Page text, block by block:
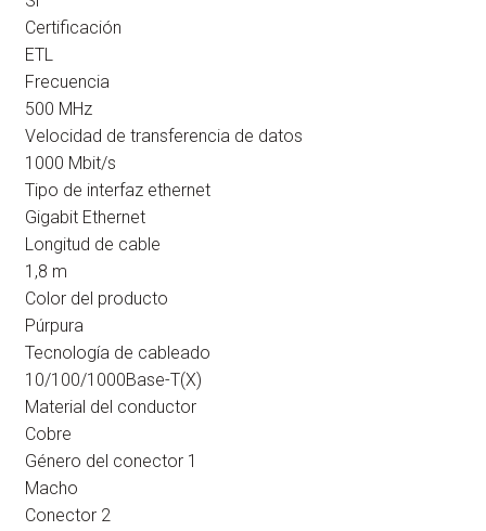
Certificación
ETL
Frecuencia
500 MHz
Velocidad de transferencia de datos
1000 Mbit/s
Tipo de interfaz ethernet
Gigabit Ethernet
Longitud de cable
1,8 m
Color del producto
Púrpura
Tecnología de cableado
10/100/1000Base-T(X)
Material del conductor
Cobre
Género del conector 1
Macho
Conector 2